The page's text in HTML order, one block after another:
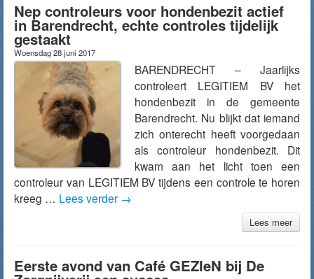
Nep controleurs voor hondenbezit actief
in Barendrecht, echte controles tijdelijk
gestaakt
Woensdag 28 juni 2017
BARENDRECHT – Jaarlijks
controleert LEGITIEM BV het
hondenbezit in de gemeente
Barendrecht. Nu blijkt dat iemand
zich onterecht heeft voorgedaan
als controleur hondenbezit. Dit
kwam aan het licht toen een
controleur van LEGITIEM BV tijdens een controle te horen
kreeg … Lees verder →
Lees meer
Eerste avond van Café GEZIeN bij De